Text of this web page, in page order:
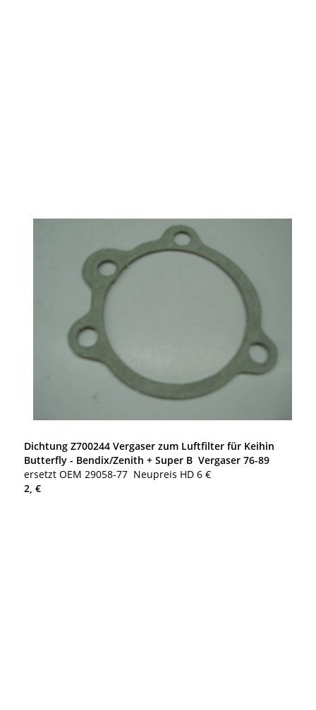
Dichtung Z700244 Vergaser zum Luftfilter für Keihin
Butterfly - Bendix/Zenith + Super B Vergaser 76-89
ersetzt OEM 29058-77 Neupreis HD 6 €
2, €